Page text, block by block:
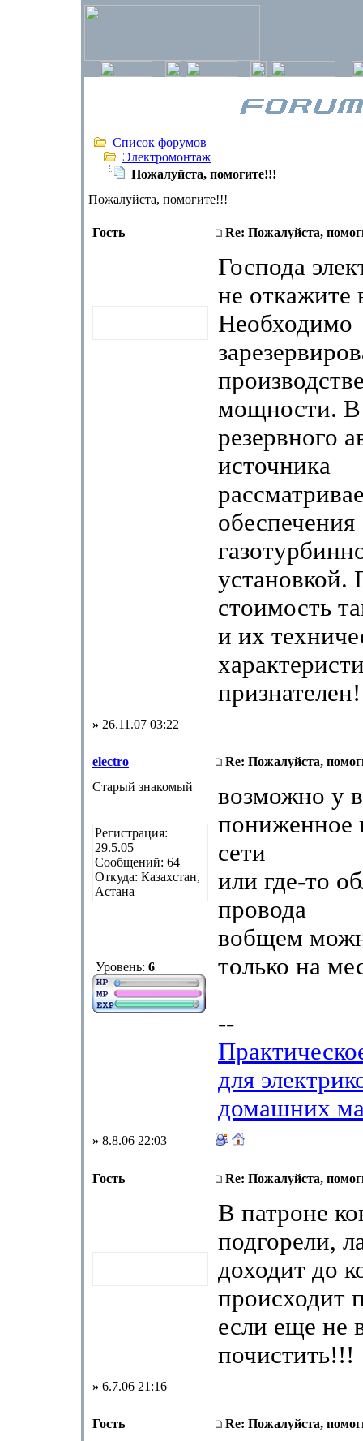
Список форумов
Электромонтаж
Пожалуйста, помогите!!!
Пожалуйста, помогите!!!
Гость Re: Пожалуйста,
Господа
не
Необходимо
мощности. В
резервного
источника
обеспечения
установкой.
стоимость
и их
» 26.11.07 03:22
electro
Re: Пожалуйста,
Старый знакомый
Регистрация:
29.5.05
Сообщений: 64
Откуда: Казахстан,
Астана
Уровень: 6
возможно у
пониженное
сети
или где-то
провода
вобщем
только на
--
для
домашних
» 8.8.06 22:03
Гость Re: Пожалуйста,
В патроне
подгорели,
доходит до
происходит
если еще не
почистить!!!
» 6.7.06 21:16
Гость Re: Пожалуйста,